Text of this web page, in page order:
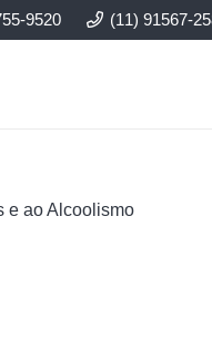
9520 (11) 91567-
e ao Alcoolismo